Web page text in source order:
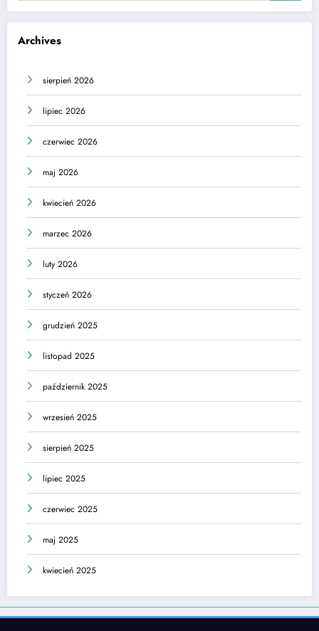
Archives
sierpień 2026
lipiec 2026
czerwiec 2026
maj 2026
kwiecień 2026
marzec 2026
luty 2026
styczeń 2026
grudzień 2025
listopad 2025
październik 2025
wrzesień 2025
sierpień 2025
lipiec 2025
czerwiec 2025
maj 2025
kwiecień 2025